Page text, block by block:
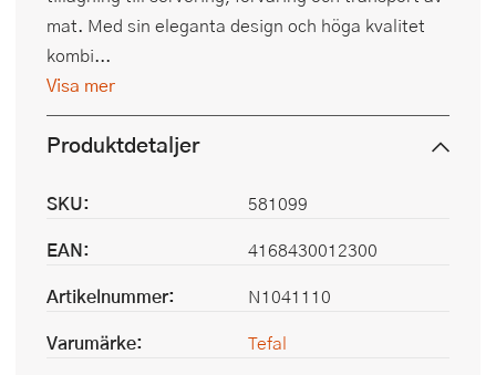
mat. Med sin eleganta design och höga kvalitet
kombi...
Visa mer
Produktdetaljer
SKU:
581099
EAN:
4168430012300
Artikelnummer:
N1041110
Varumärke:
Tefal